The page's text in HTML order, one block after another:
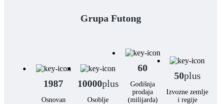
Grupa Futong
1987
Osnovan
10000plus
Osoblje
60
Godišnja
prodaja
(milijarda)
50plus
Izvozne zemlje
i regije